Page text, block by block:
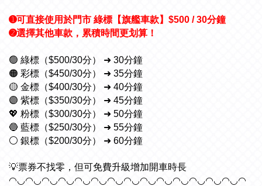
➊可直接使用於門市 綠標【旗艦車款】$500 / 30分鐘
➋選擇其他車款，累積時間更划算！
🟢 綠標（$500/30分） ➜ 30分鐘
🟠 彩標（$450/30分） ➜ 35分鐘
🟡 金標（$400/30分） ➜ 40分鐘
🟣 紫標（$350/30分） ➜ 45分鐘
💖 粉標（$300/30分） ➜ 50分鐘
🔵 藍標（$250/30分） ➜ 55分鐘
⚪ 銀標（$200/30分） ➜ 60分鐘
💡票券不找零，但可免費升級增加開車時長
◠◡◠◡◠◡◠◡◠◡◠◡◠◡◠◡◠◡◠◡◠◡◠◡◠◡◠◡◠